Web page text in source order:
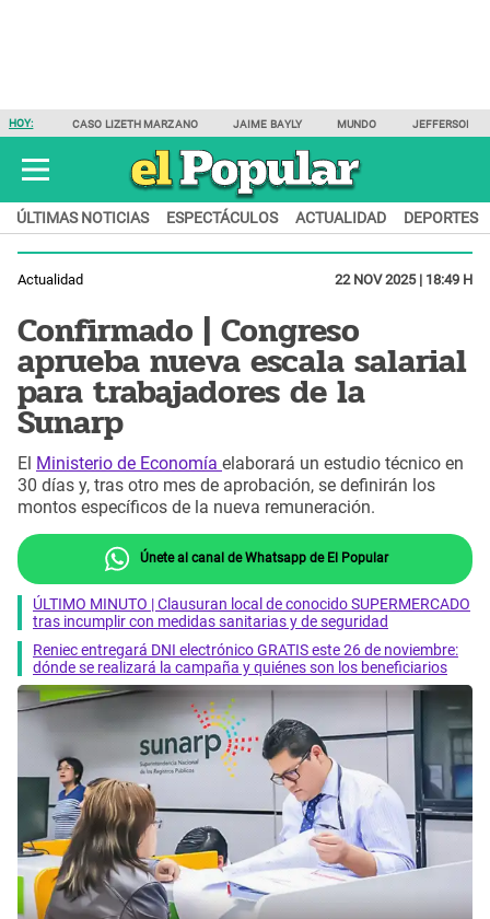
HOY: CASO LIZETH MARZANO JAIME BAYLY MUNDO JEFFERSON
ÚLTIMAS NOTICIAS ESPECTÁCULOS ACTUALIDAD DEPORTES
Actualidad 22 NOV 2025 | 18:49 H
Confirmado | Congreso
aprueba nueva escala salarial
para trabajadores de la
Sunarp
El Ministerio de Economía elaborará un estudio técnico en
30 días y, tras otro mes de aprobación, se definirán los
montos específicos de la nueva remuneración.
Únete al canal de Whatsapp de El Popular
ÚLTIMO MINUTO | Clausuran local de conocido SUPERMERCADO
tras incumplir con medidas sanitarias y de seguridad
Reniec entregará DNI electrónico GRATIS este 26 de noviembre:
dónde se realizará la campaña y quiénes son los beneficiarios